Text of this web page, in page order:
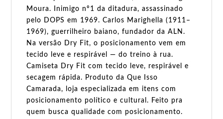
Moura. Inimigo nº1 da ditadura, assassinado
pelo DOPS em 1969. Carlos Marighella (1911–
1969), guerrilheiro baiano, fundador da ALN.
Na versão Dry Fit, o posicionamento vem em
tecido leve e respirável — do treino à rua.
Camiseta Dry Fit com tecido leve, respirável e
secagem rápida. Produto da Que Isso
Camarada, loja especializada em itens com
posicionamento político e cultural. Feito pra
quem busca qualidade com posicionamento.